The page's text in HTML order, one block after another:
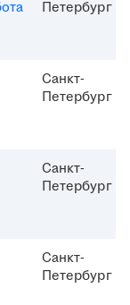
Петербург
Санкт-
Петербург
Санкт-
Петербург
Санкт-
Петербург